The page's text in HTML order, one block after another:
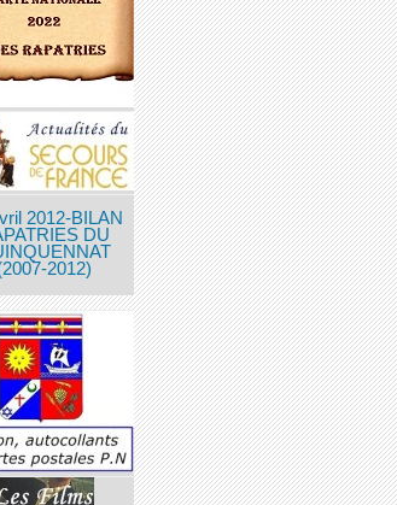
2012-BILAN
DU
2012)